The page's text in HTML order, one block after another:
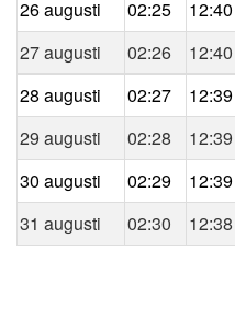
26 augusti 02:25 12:40
27 augusti
02:26 12:40
28 augusti
02:27 12:39
29 augusti
02:28 12:39
30 augusti
02:29 12:39
31 augusti
02:30 12:38